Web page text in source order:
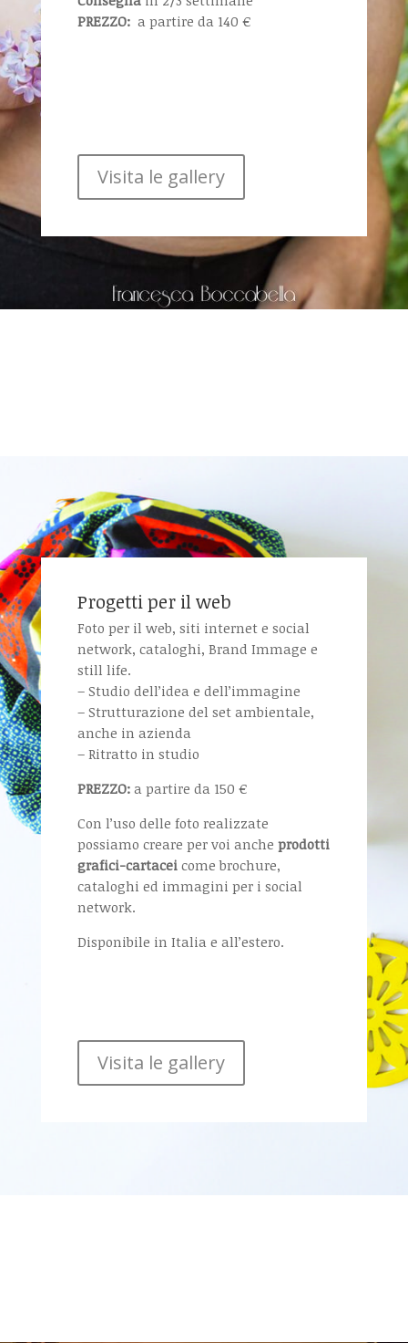
PREZZO: a partire da 140 €
Visita le gallery
Progetti per il web
Foto per il web, siti internet e social
network, cataloghi, Brand Immage e
still life.
– Studio dell’idea e dell’immagine
– Strutturazione del set ambientale,
anche in azienda
– Ritratto in studio
PREZZO:a partire da 150 €
Con l’uso delle foto realizzate
possiamo creare per voi anche prodotti
grafici-cartaceicome brochure,
cataloghi ed immagini per i social
network.
Disponibile in Italia e all’estero.
Visita le gallery